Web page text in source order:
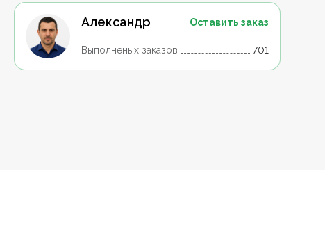
Александр Оставить заказ
Выполненых заказов 701